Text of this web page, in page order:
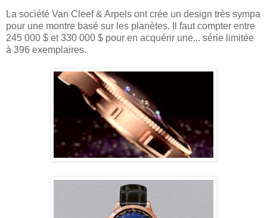
La société Van Cleef & Arpels ont crée un design très sympa
pour une montre basé sur les planètes. Il faut compter entre
245 000 $ et 330 000 $ pour en acquérir une... série limitée
à 396 exemplaires.